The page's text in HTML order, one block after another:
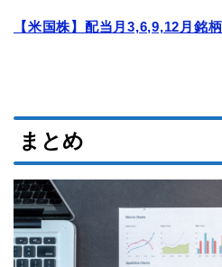
【米国株】配当月3,6,9,12月銘柄
まとめ